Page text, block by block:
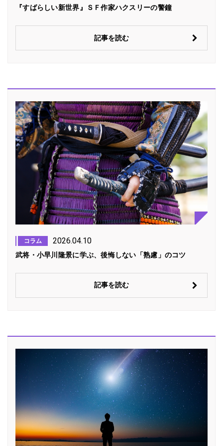
『すばらしい新世界』ＳＦ作家ハクスリーの警鐘
記事を読む
コラム 2026.04.10
武将・小早川隆景に学ぶ、後悔しない「熟慮」のコツ
記事を読む